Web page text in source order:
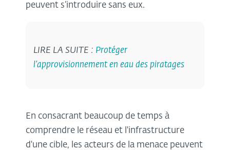
peuvent s’introduire sans eux.
LIRE LA SUITE : Protéger
l’approvisionnement en eau des piratages
En consacrant beaucoup de temps à
comprendre le réseau et l'infrastructure
d'une cible, les acteurs de la menace peuvent